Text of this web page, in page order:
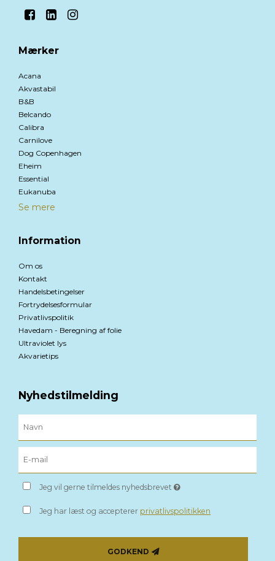
Mærker
Acana
Akvastabil
B&B
Belcando
Calibra
Carnilove
Dog Copenhagen
Eheim
Essential
Eukanuba
Se mere
Information
Om os
Kontakt
Handelsbetingelser
Fortrydelsesformular
Privatlivspolitik
Havedam - Beregning af folie
Ultraviolet lys
Akvarietips
Nyhedstilmelding
Jeg vil gerne tilmeldes nyhedsbrevet
Jeg har læst og accepterer privatlivspolitikken
GODKEND